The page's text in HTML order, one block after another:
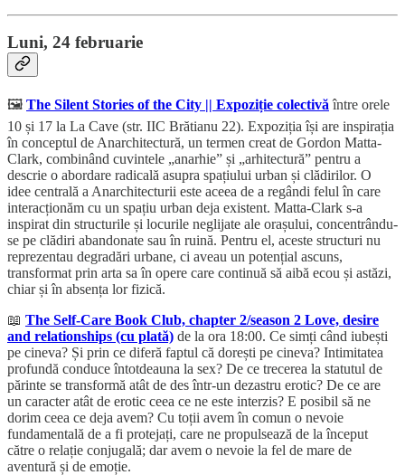
Luni, 24 februarie
🖼️ The Silent Stories of the City || Expoziție colectivă între orele
10 și 17 la La Cave (str. IIC Brătianu 22). Expoziția își are inspirația
în conceptul de Anarchitectură, un termen creat de Gordon Matta-
Clark, combinând cuvintele „anarhie” și „arhitectură” pentru a
descrie o abordare radicală asupra spațiului urban și clădirilor. O
idee centrală a Anarchitecturii este aceea de a regândi felul în care
interacționăm cu un spațiu urban deja existent. Matta-Clark s-a
inspirat din structurile și locurile neglijate ale orașului, concentrându-
se pe clădiri abandonate sau în ruină. Pentru el, aceste structuri nu
reprezentau degradări urbane, ci aveau un potențial ascuns,
transformat prin arta sa în opere care continuă să aibă ecou și astăzi,
chiar și în absența lor fizică.
📖 The Self-Care Book Club, chapter 2/season 2 Love, desire
and relationships (cu plată) de la ora 18:00. Ce simți când iubești
pe cineva? Și prin ce diferă faptul că dorești pe cineva? Intimitatea
profundă conduce întotdeauna la sex? De ce trecerea la statutul de
părinte se transformă atât de des într-un dezastru erotic? De ce are
un caracter atât de erotic ceea ce ne este interzis? E posibil să ne
dorim ceea ce deja avem? Cu toții avem în comun o nevoie
fundamentală de a fi protejați, care ne propulsează de la început
către o relație conjugală; dar avem o nevoie la fel de mare de
aventură și de emoție.